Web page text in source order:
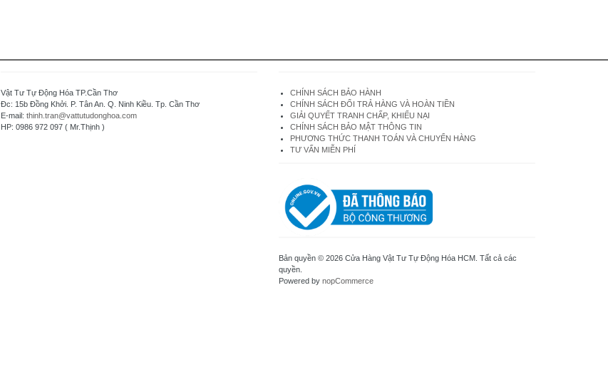
Vật Tư Tự Động Hóa TP.Cần Thơ
Đc: 15b Đồng Khởi. P. Tân An. Q. Ninh Kiều. Tp. Cần Thơ
E-mail: thinh.tran@vattutudonghoa.com
HP: 0986 972 097 ( Mr.Thịnh )
CHÍNH SÁCH BẢO HÀNH
CHÍNH SÁCH ĐỔI TRẢ HÀNG VÀ HOÀN TIỀN
GIẢI QUYẾT TRANH CHẤP, KHIẾU NẠI
CHÍNH SÁCH BẢO MẬT THÔNG TIN
PHƯƠNG THỨC THANH TOÁN VÀ CHUYỂN HÀNG
TƯ VẤN MIỄN PHÍ
Bản quyền © 2026 Cửa Hàng Vật Tư Tự Động Hóa HCM. Tất cả các
quyền.
Powered by nopCommerce